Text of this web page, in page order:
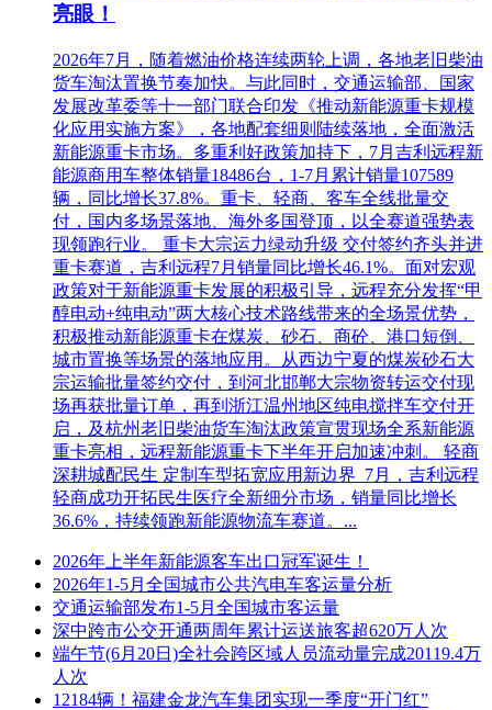
亮眼！
2026年7月，随着燃油价格连续两轮上调，各地老旧柴油
货车淘汰置换节奏加快。与此同时，交通运输部、国家
发展改革委等十一部门联合印发《推动新能源重卡规模
化应用实施方案》，各地配套细则陆续落地，全面激活
新能源重卡市场。多重利好政策加持下，7月吉利远程新
能源商用车整体销量18486台，1-7月累计销量107589
辆，同比增长37.8%。重卡、轻商、客车全线批量交
付，国内多场景落地、海外多国登顶，以全赛道强势表
现领跑行业。 重卡大宗运力绿动升级 交付签约齐头并进
重卡赛道，吉利远程7月销量同比增长46.1%。面对宏观
政策对于新能源重卡发展的积极引导，远程充分发挥“甲
醇电动+纯电动”两大核心技术路线带来的全场景优势，
积极推动新能源重卡在煤炭、砂石、商砼、港口短倒、
城市置换等场景的落地应用。从西边宁夏的煤炭砂石大
宗运输批量签约交付，到河北邯郸大宗物资转运交付现
场再获批量订单，再到浙江温州地区纯电搅拌车交付开
启，及杭州老旧柴油货车淘汰政策宣贯现场全系新能源
重卡亮相，远程新能源重卡下半年开启加速冲刺。 轻商
深耕城配民生 定制车型拓宽应用新边界 7月，吉利远程
轻商成功开拓民生医疗全新细分市场，销量同比增长
36.6%，持续领跑新能源物流车赛道。...
2026年上半年新能源客车出口冠军诞生！
2026年1-5月全国城市公共汽电车客运量分析
交通运输部发布1-5月全国城市客运量
深中跨市公交开通两周年累计运送旅客超620万人次
端午节(6月20日)全社会跨区域人员流动量完成20119.4万
人次
12184辆！福建金龙汽车集团实现一季度“开门红”